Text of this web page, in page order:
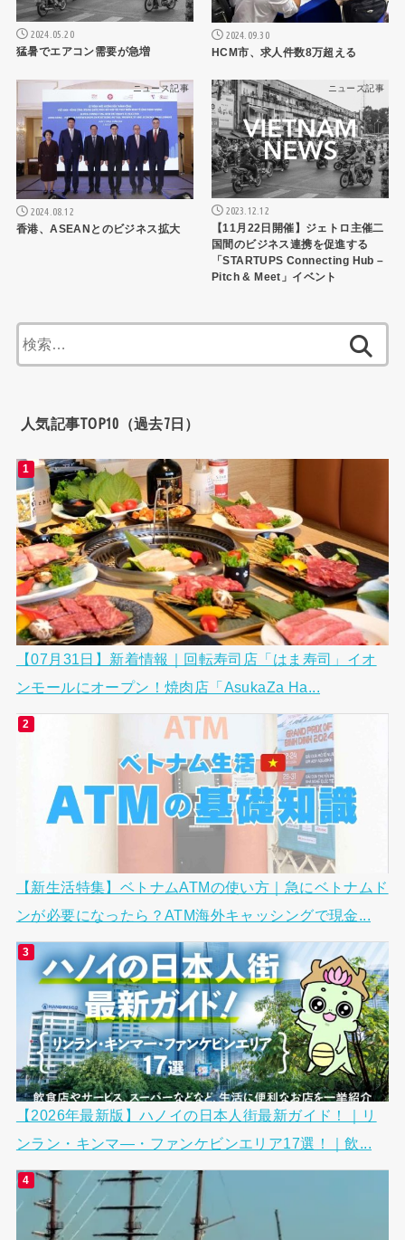
2024.05.20
猛暑でエアコン需要が急増
2024.09.30
HCM市、求人件数8万超える
ニュース記事
2024.08.12
香港、ASEANとのビジネス拡大
ニュース記事
2023.12.12
【11月22日開催】ジェトロ主催二
国間のビジネス連携を促進する
「STARTUPS Connecting Hub –
Pitch & Meet」イベント
索:
人気記事TOP10（過去7日）
【07月31日】新着情報｜回転寿司店「はま寿司」イオ
ンモールにオープン！焼肉店「AsukaZa Ha...
【新生活特集】ベトナムATMの使い方｜急にベトナムド
ンが必要になったら？ATM海外キャッシングで現金...
【2026年最新版】ハノイの日本人街最新ガイド！｜リ
ンラン・キンマ―・ファンケビンエリア17選！｜飲...